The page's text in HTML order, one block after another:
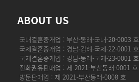
ABOUT US
국내결혼중개업 : 부산-동래-국내-20-0003 호
국제결혼중개업 : 경남-김해-국제-22-0001 호
국제결혼중개업 : 경남-동래-국제-23-0001 호
전화권유판매업 : 제 2021-부산동래-0001 호
방문판매업 : 제 2021-부산동래-0008 호